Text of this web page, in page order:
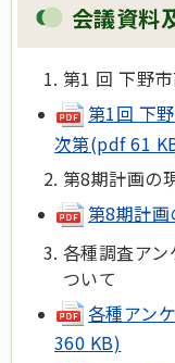
会議資料
第1 回 下野
第1回 下
次第(pdf 61
第8期計画の
第8期計
各種調査ア
ついて
各種アン
360 KB)